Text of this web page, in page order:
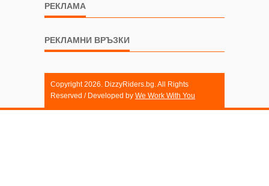
РЕКЛАМА
РЕКЛАМНИ ВРЪЗКИ
Copyright 2026. DizzyRiders.bg. All Rights
Reserved / Developed by We Work With You